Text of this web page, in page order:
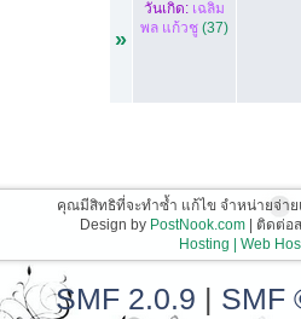
»
วันเกิด: เฉลิม
พล แก้วชู (37)
คุณมีสิทธิที่จะทำซ้ำ แก้ไข จำหน่ายจ่า
Design by PostNook.com| ติดต่อส
Hosting | Web
SMF 2.0.9 | SMF